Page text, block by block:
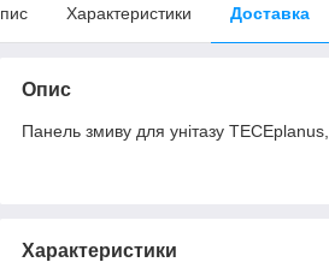
Характеристики Доставка
Опис
Панель змиву для унітазу
Характеристики